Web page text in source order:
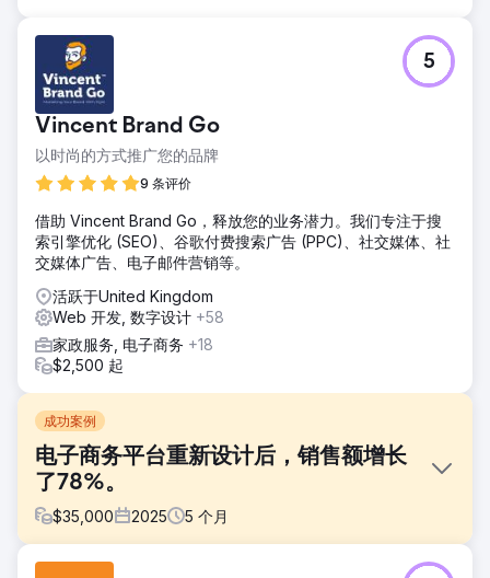
Vincent Brand Go
以时尚的方式推广您的品牌
9 条评价
5
借助 Vincent Brand Go，释放您的业务潜力。我们专注于搜
索引擎优化 (SEO)、谷歌付费搜索广告 (PPC)、社交媒体、社
交媒体广告、电子邮件营销等。
活跃于United Kingdom
Web 开发, 数字设计 +58
家政服务, 电子商务 +18
$2,500 起
成功案例
电子商务平台重新设计后，销售额增长
了78%。
$35,000 2025 5 个月